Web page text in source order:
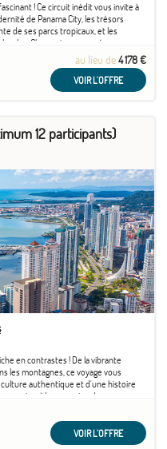
! Ce circuit inédit vous invite à
de Panama City, les trésors
de ses parcs tropicaux, et les
Chaque jour vous réserve une
au lieu de4 178 €
VOIR L'OFFRE
12 participants)
en contrastes ! De la vibrante
les montagnes, ce voyage vous
authentique et d'une histoire
partez à la rencontre de
VOIR L'OFFRE